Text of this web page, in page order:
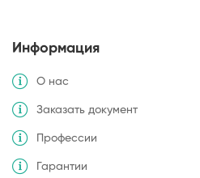
Информация
О нас
Заказать документ
Профессии
Гарантии